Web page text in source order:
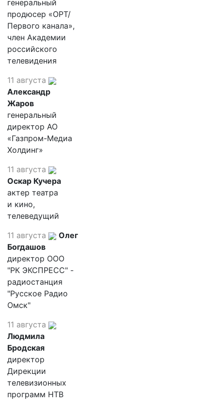
генеральный
продюсер «ОРТ/
Первого канала»,
член Академии
российского
телевидения
11 августа
Александр
Жаров
генеральный
директор АО
«Газпром-Медиа
Холдинг»
11 августа
Оскар Кучера
актер театра
и кино,
телеведущий
11 августа
Олег
Богдашов
директор ООО
"РК ЭКСПРЕСС" -
радиостанция
"Русское Радио
Омск"
11 августа
Людмила
Бродская
директор
Дирекции
телевизионных
программ НТВ